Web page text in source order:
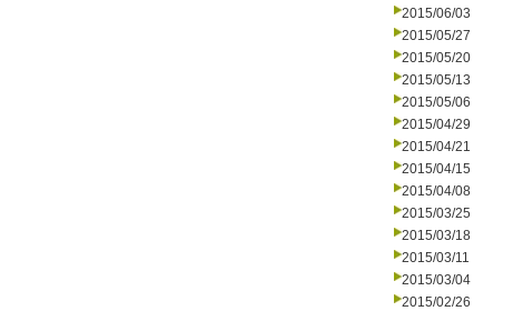
2015/06/03
2015/05/27
2015/05/20
2015/05/13
2015/05/06
2015/04/29
2015/04/21
2015/04/15
2015/04/08
2015/03/25
2015/03/18
2015/03/11
2015/03/04
2015/02/26